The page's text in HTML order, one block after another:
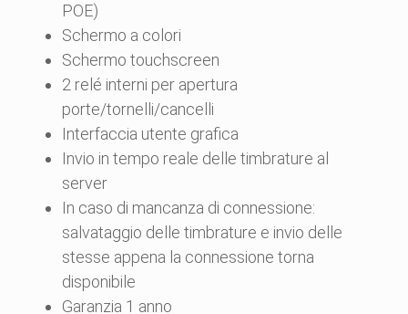
POE)
Schermo a colori
Schermo touchscreen
2 relé interni per apertura
porte/tornelli/cancelli
Interfaccia utente grafica
Invio in tempo reale delle timbrature al
server
In caso di mancanza di connessione:
salvataggio delle timbrature e invio delle
stesse appena la connessione torna
disponibile
Garanzia 1 anno